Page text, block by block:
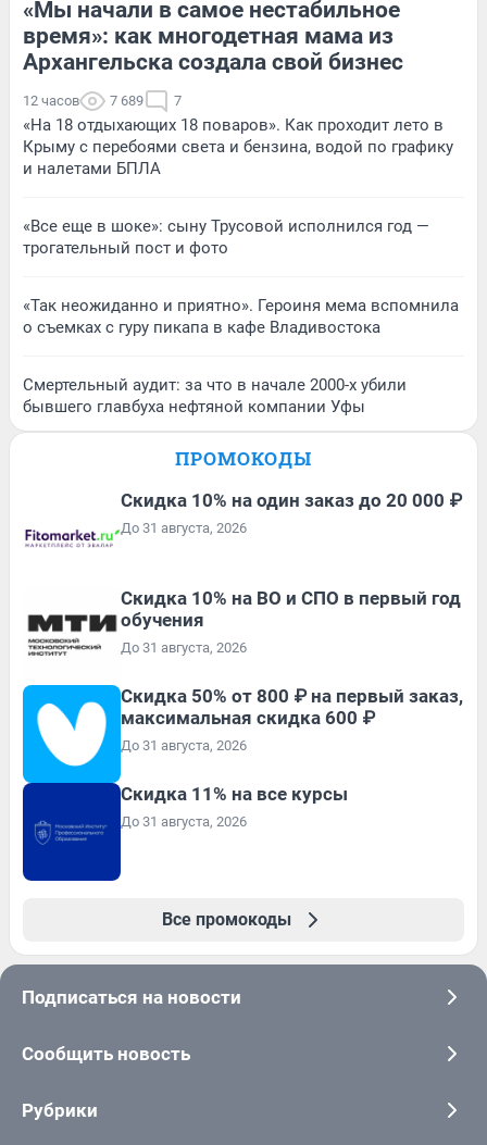
«Мы начали в самое нестабильное
время»: как многодетная мама из
Архангельска создала свой бизнес
12 часов 7 689 7
«На 18 отдыхающих 18 поваров». Как проходит лето в
Крыму с перебоями света и бензина, водой по графику
и налетами БПЛА
«Все еще в шоке»: сыну Трусовой исполнился год —
трогательный пост и фото
«Так неожиданно и приятно». Героиня мема вспомнила
о съемках с гуру пикапа в кафе Владивостока
Смертельный аудит: за что в начале 2000-х убили
бывшего главбуха нефтяной компании Уфы
ПРОМОКОДЫ
Скидка 10% на один заказ до 20 000 ₽
До 31 августа, 2026
Скидка 10% на ВО и СПО в первый год
обучения
До 31 августа, 2026
Скидка 50% от 800 ₽ на первый заказ,
максимальная скидка 600 ₽
До 31 августа, 2026
Скидка 11% на все курсы
До 31 августа, 2026
Все промокоды
Подписаться на новости
Сообщить новость
Рубрики